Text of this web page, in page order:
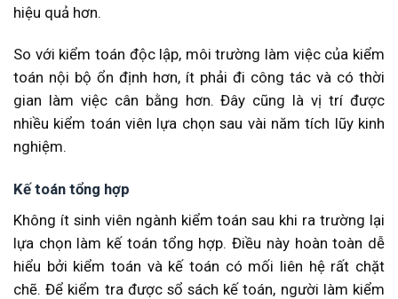
hiệu quả hơn.
So với kiểm toán độc lập, môi trường làm việc của kiểm
toán nội bộ ổn định hơn, ít phải đi công tác và có thời
gian làm việc cân bằng hơn. Đây cũng là vị trí được
nhiều kiểm toán viên lựa chọn sau vài năm tích lũy kinh
nghiệm.
Kế toán tổng hợp
Không ít sinh viên ngành kiểm toán sau khi ra trường lại
lựa chọn làm kế toán tổng hợp. Điều này hoàn toàn dễ
hiểu bởi kiểm toán và kế toán có mối liên hệ rất chặt
chẽ. Để kiểm tra được sổ sách kế toán, người làm kiểm